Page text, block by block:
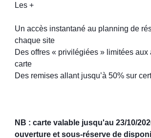
Les +
Un accès instantané au planning de
chaque site
Des offres « privilégiées » limitées aux
carte
Des remises allant jusqu’à 50% sur
NB : carte valable jusqu'au 23/10/
ouverture et sous-réserve de